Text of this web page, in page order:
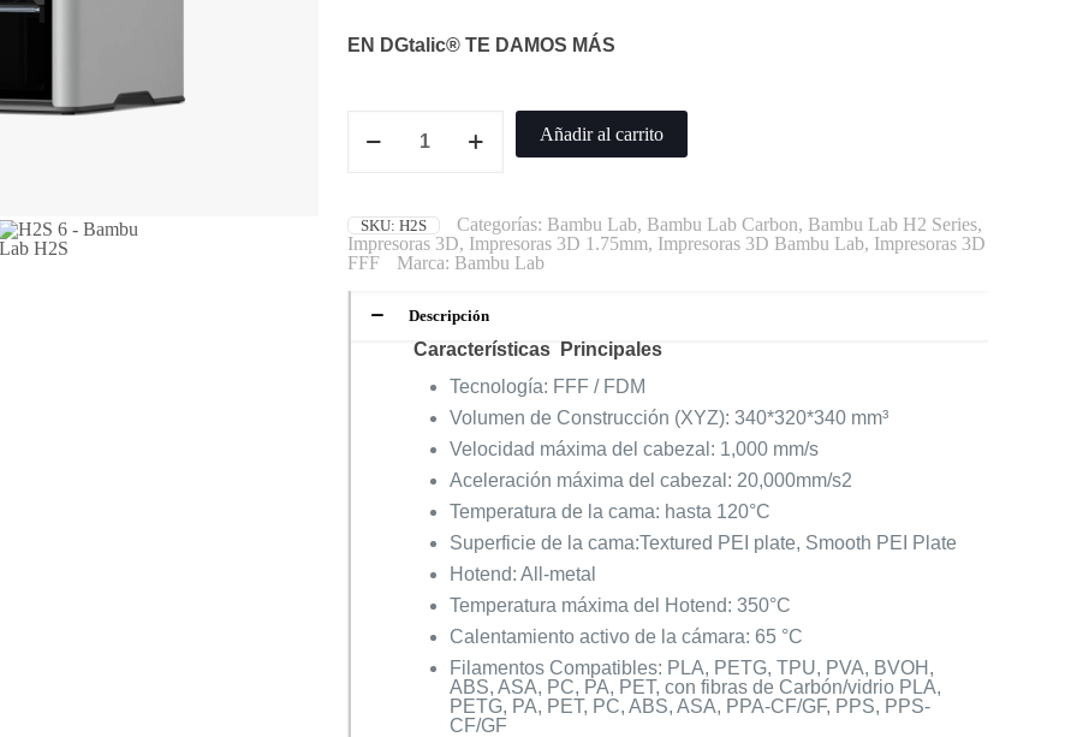
EN DGtalic® TE DAMOS MÁS
Añadir al carrito
SKU: H2S Categorías: Bambu Lab, Bambu Lab Carbon, Bambu Lab H2 Series,
Impresoras 3D, Impresoras 3D 1.75mm, Impresoras 3D Bambu Lab, Impresoras 3D
FFF
Marca: Bambu Lab
Descripción
Características Principales
Tecnología: FFF / FDM
Volumen de Construcción (XYZ): 340*320*340 mm³
Velocidad máxima del cabezal: 1,000 mm/s
Aceleración máxima del cabezal: 20,000mm/s2
Temperatura de la cama: hasta 120°C
Superficie de la cama:Textured PEI plate, Smooth PEI Plate
Hotend: All-metal
Temperatura máxima del Hotend: 350°C
Calentamiento activo de la cámara: 65 °C
Filamentos Compatibles: PLA, PETG, TPU, PVA, BVOH,
ABS, ASA, PC, PA, PET, con fibras de Carbón/vidrio PLA,
PETG, PA, PET, PC, ABS, ASA, PPA-CF/GF, PPS, PPS-
CF/GF